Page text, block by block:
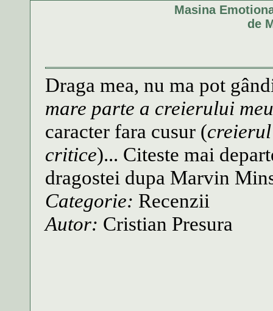
Masina
de
Draga mea, nu ma pot
mare parte a creierului
caracter fara cusur (
critice)... Citeste mai
dragostei dupa Marvin
Categorie: Recenzii
Autor: Cristian Presura